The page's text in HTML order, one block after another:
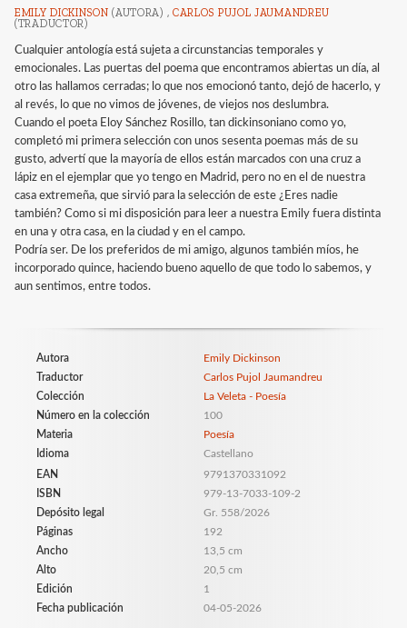
EMILY DICKINSON (AUTORA) , CARLOS PUJOL JAUMANDREU
(TRADUCTOR)
Cualquier antología está sujeta a circunstancias temporales y
emocionales. Las puertas del poema que encontramos abiertas un día, al
otro las hallamos cerradas; lo que nos emocionó tanto, dejó de hacerlo, y
al revés, lo que no vimos de jóvenes, de viejos nos deslumbra.
Cuando el poeta Eloy Sánchez Rosillo, tan dickinsoniano como yo,
completó mi primera selección con unos sesenta poemas más de su
gusto, advertí que la mayoría de ellos están marcados con una cruz a
lápiz en el ejemplar que yo tengo en Madrid, pero no en el de nuestra
casa extremeña, que sirvió para la selección de este ¿Eres nadie
también? Como si mi disposición para leer a nuestra Emily fuera distinta
en una y otra casa, en la ciudad y en el campo.
Podría ser. De los preferidos de mi amigo, algunos también míos, he
incorporado quince, haciendo bueno aquello de que todo lo sabemos, y
aun sentimos, entre todos.
Autora
Emily Dickinson
Traductor
Carlos Pujol Jaumandreu
Colección
La Veleta - Poesía
Número en la colección
100
Materia
Poesía
Idioma
Castellano
EAN
9791370331092
ISBN
979-13-7033-109-2
Depósito legal
Gr. 558/2026
Páginas
192
Ancho
13,5 cm
Alto
20,5 cm
Edición
1
Fecha publicación
04-05-2026